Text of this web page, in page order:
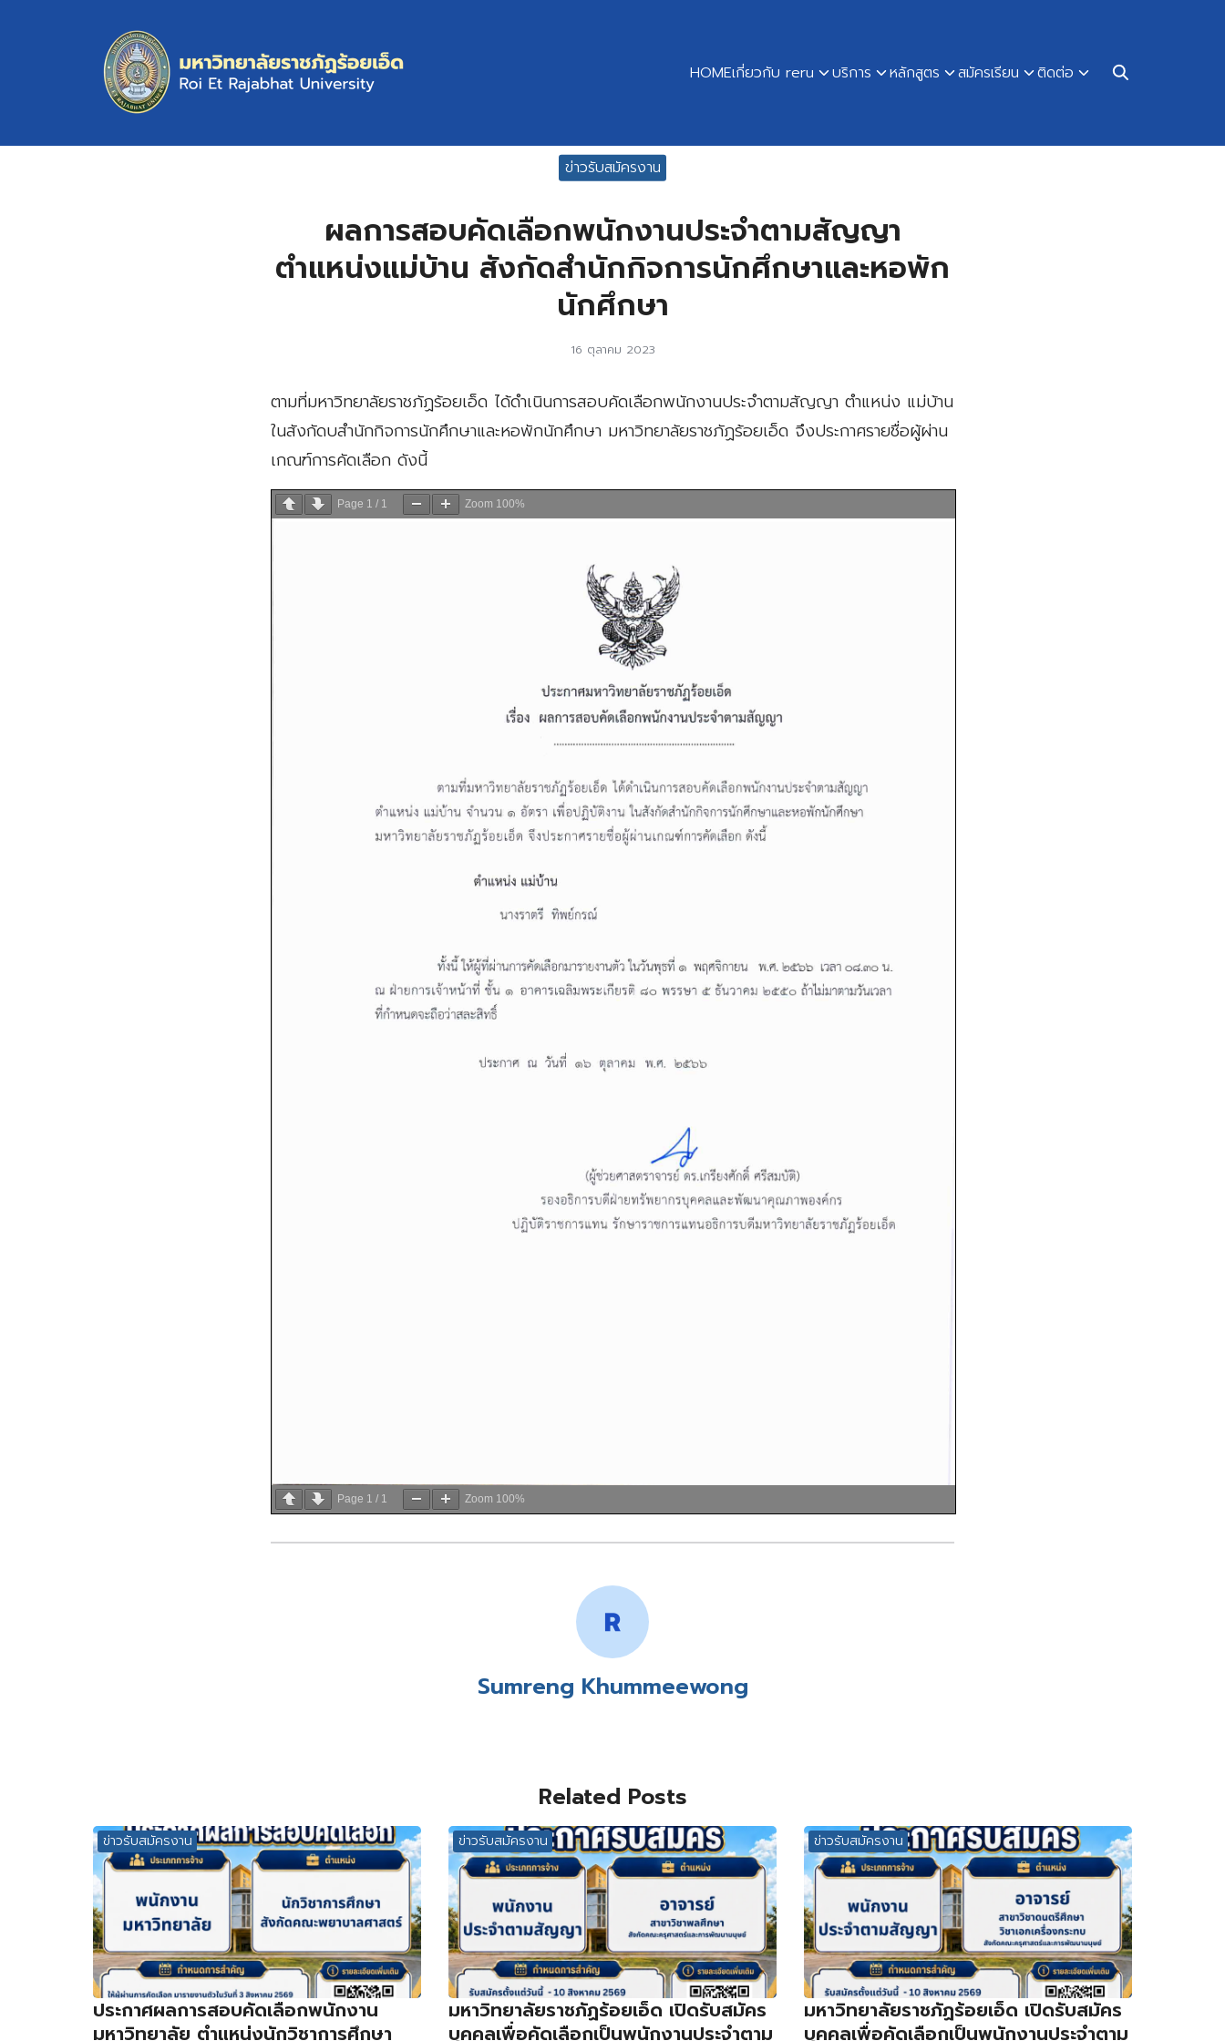
HOMEเกี่ยวกับ reru บริการ หลักสูตร สมัครเรียน ติดต่อ
ข่าวรับสมัครงาน
ผลการสอบคัดเลือกพนักงานประจำตามสัญญา
ตำแหน่งแม่บ้าน สังกัดสำนักกิจการนักศึกษาและหอพัก
นักศึกษา
16 ตุลาคม 2023
ตามที่มหาวิทยาลัยราชภัฏร้อยเอ็ด ได้ดำเนินการสอบคัดเลือกพนักงานประจำตามสัญญา ตำแหน่ง แม่บ้าน
ในสังกัดบสำนักกิจการนักศึกษาและหอพักนักศึกษา มหาวิทยาลัยราชภัฏร้อยเอ็ด จึงประกาศรายชื่อผู้ผ่าน
เกณฑ์การคัดเลือก ดังนี้
Page 1 / 1 Zoom 100%
Page 1 / 1 Zoom 100%
Sumreng Khummeewong
Related Posts
ข่าวรับสมัครงาน
ประกาศผลการสอบคัดเลือกพนักงาน
มหาวิทยาลัย ตำแหน่งนักวิชาการศึกษา
ข่าวรับสมัครงาน
มหาวิทยาลัยราชภัฏร้อยเอ็ด เปิดรับสมัคร
บุคคลเพื่อคัดเลือกเป็นพนักงานประจำตาม
ข่าวรับสมัครงาน
มหาวิทยาลัยราชภัฏร้อยเอ็ด เปิดรับสมัคร
บุคคลเพื่อคัดเลือกเป็นพนักงานประจำตาม